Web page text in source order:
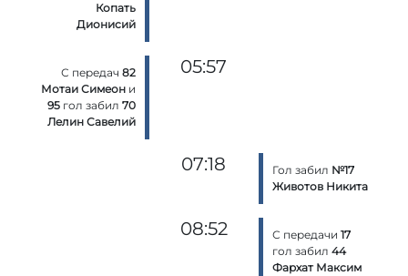
Копать
Дионисий
С передач82
Мотаи Симеон и
95 гол забил70
Лелин Савелий
05:57
07:18 Гол забил №17
Животов Никита
08:52 С передачи 17
гол забил 44
Фархат Максим